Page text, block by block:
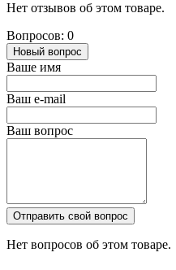
Нет отзывов об этом товаре.
Вопросов: 0
Новый вопрос
Ваше имя
Ваш e-mail
Ваш вопрос
Отправить свой вопрос
Нет вопросов об этом товаре.